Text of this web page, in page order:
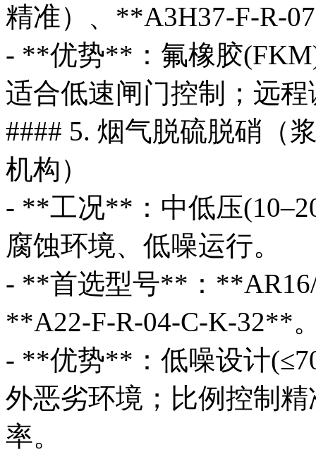
精准）、**A3H37-F-R-
- **优势**：氟橡胶
适合低速闸门控制；远
#### 5. 烟气脱硫脱硝（
机构）
- **工况**：中低压
腐蚀环境、低噪运行。
- **首选型号**：
**A22-F-R-04-C-K-32**
- **优势**：低噪设计
外恶劣环境；比例控制
率。